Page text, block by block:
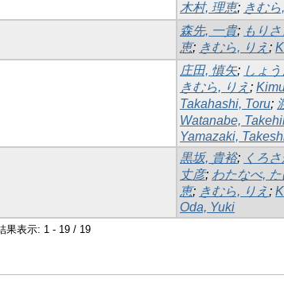
木村, 理恵; きむ
森先, 一貴; もり
恵; きむら, りえ;
庄田, 慎矢; しょ
きむら, りえ;
Takahashi, Toru;
Watanabe,
Yamazaki,
黒坂, 貴裕; くろ
丈彦; わたなべ, た
恵; きむら, りえ;
Oda, Yuki
果表示: 1 - 19 / 19